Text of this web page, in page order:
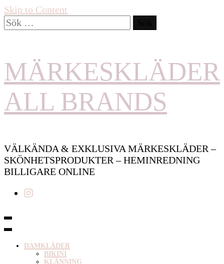
Skip to Content
Sök
efter:
MÄRKESKLÄDER
ALL BRANDS
VÄLKÄNDA & EXKLUSIVA MÄRKESKLÄDER –
SKÖNHETSPRODUKTER – HEMINREDNING
BILLIGARE ONLINE
DAMKLÄDER
BIKINI
KLÄNNING